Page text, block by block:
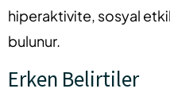
hiperaktivite, sosyal
bulunur.
Erken Belirtiler